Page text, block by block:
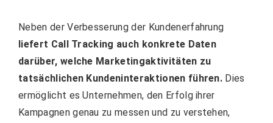
Neben der Verbesserung der Kundenerfahrung
liefert Call Tracking auch konkrete Daten
darüber, welche Marketingaktivitäten zu
tatsächlichen Kundeninteraktionen führen. Dies
ermöglicht es Unternehmen, den Erfolg ihrer
Kampagnen genau zu messen und zu verstehen,